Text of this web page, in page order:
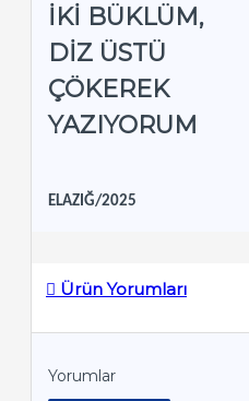
İKI BÜKLÜM,
DIZ ÜSTÜ
ÇÖKEREK
YAZIYORUM
ELAZIĞ/2025
Ürün Yorumları
Yorumlar